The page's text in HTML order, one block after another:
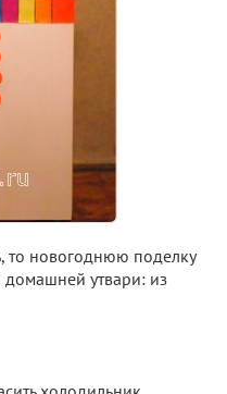
то новогоднюю поделку
утвари: из